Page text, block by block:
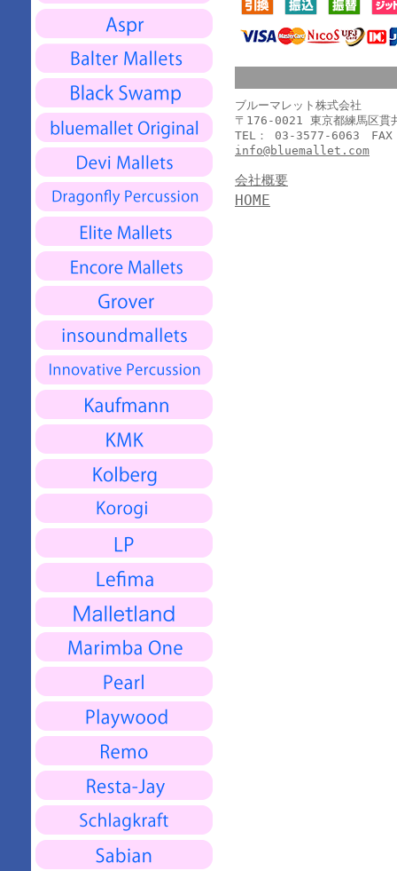
ブルーマレット株式会社
〒176-0021 東京都練馬区貫
TEL： 03-3577-6063
info@bluemallet.com
会社概要
HOME